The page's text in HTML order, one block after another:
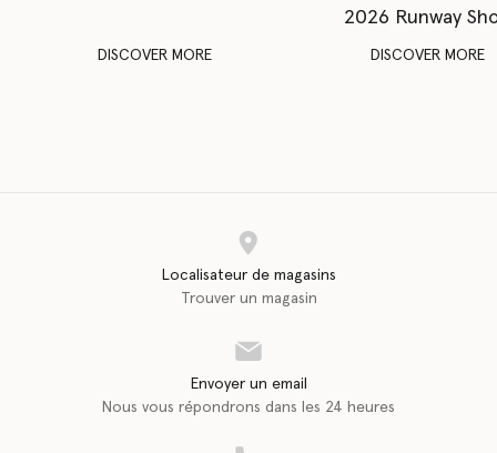
DISCOVER MORE
2026 Runway
DISCOVER MORE
Localisateur de magasins
Trouver un magasin
Envoyer un email
Nous vous répondrons dans les 24 heures